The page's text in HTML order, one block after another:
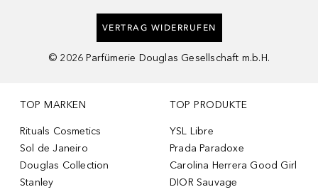
VERTRAG WIDERRUFEN
© 2026 Parfümerie Douglas Gesellschaft m.b.H.
TOP MARKEN
Rituals Cosmetics
Sol de Janeiro
Douglas Collection
Stanley
TOP PRODUKTE
YSL Libre
Prada Paradoxe
Carolina Herrera Good Girl
DIOR Sauvage